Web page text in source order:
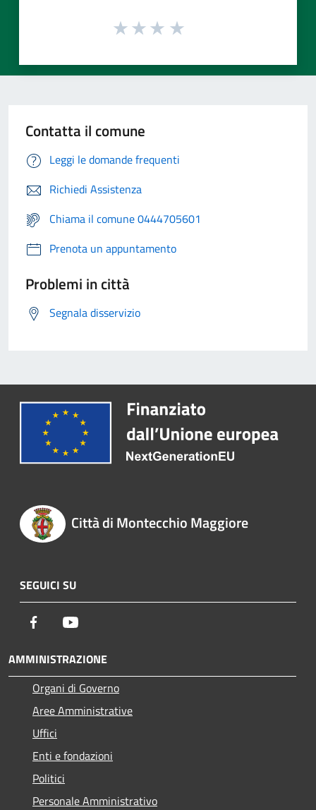
Contatta il comune
Leggi le domande frequenti
Richiedi Assistenza
Chiama il comune 0444705601
Prenota un appuntamento
Problemi in città
Segnala disservizio
Città di Montecchio Maggiore
SEGUICI SU
Facebook
AMMINISTRAZIONE
Organi di Governo
Aree Amministrative
Uffici
Enti e fondazioni
Politici
Personale Amministrativo